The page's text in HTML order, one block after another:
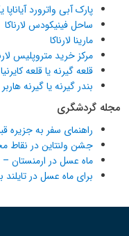
پارک آبی واترورد
ساحل فینیکودس لارناکا
مارینا لارناکا
مرکز خرید متروپلیس
قلعه گیرنه یا قلعه کایرنیا
بندر گیرنه یا گیرنه هاربر
مجله گردشگری
راهنمای سفر به جزیره
جشن ولنتاین در نقاط
ماه عسل در ارمنستان
برای ماه عسل در